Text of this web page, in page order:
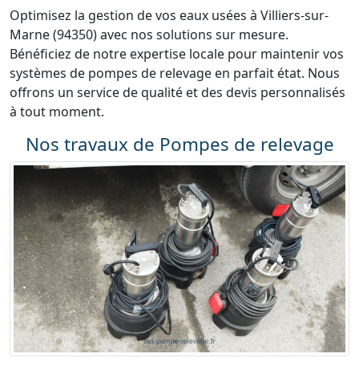
Optimisez la gestion de vos eaux usées à Villiers-sur-
Marne (94350) avec nos solutions sur mesure.
Bénéficiez de notre expertise locale pour maintenir vos
systèmes de pompes de relevage en parfait état. Nous
offrons un service de qualité et des devis personnalisés
à tout moment.
Nos travaux de Pompes de relevage